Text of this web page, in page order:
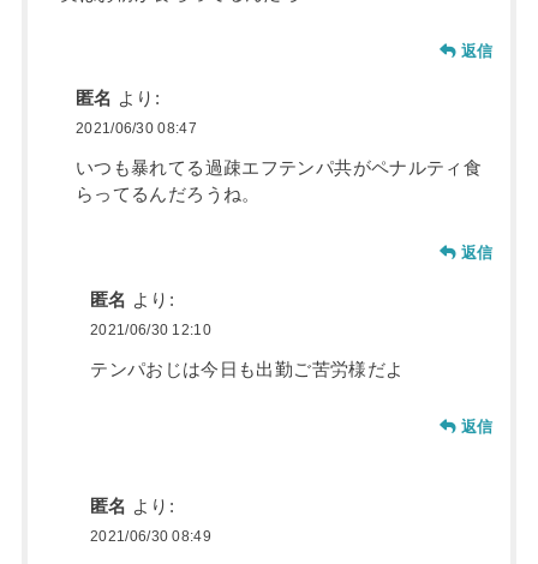
返信
匿名 より:
2021/06/30 08:47
いつも暴れてる過疎エフテンパ共がペナルティ食
らってるんだろうね。
返信
匿名 より:
2021/06/30 12:10
テンパおじは今日も出勤ご苦労様だよ
返信
匿名 より:
2021/06/30 08:49